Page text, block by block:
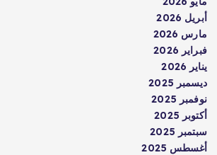
أبريل 2026
مارس 2026
فبراير 2026
يناير 2026
ديسمبر 2025
نوفمبر 2025
أكتوبر 2025
سبتمبر 2025
أغسطس 2025